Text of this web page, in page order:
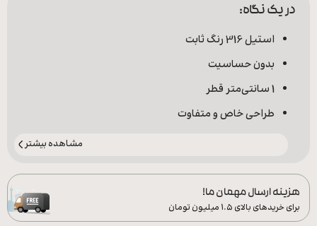
در یک نگاه:
استیل 316 رنگ ثابت
بدون حساسیت
1 سانتی‌متر قطر
طراحی خاص و متفاوت
مشاهده بیشتر
هزینه ارسال مهمان ما!
برای خریدهای بالای ۱.۵ میلیون تومان